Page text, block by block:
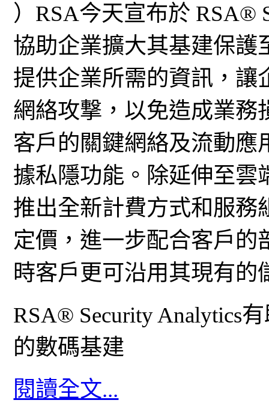
）RSA今天宣布於 RSA®
協助企業擴大其基建保護
提供企業所需的資訊，讓
網絡攻撃，以免造成業務
客戶的關鍵網絡及流動應
據私隱功能。除延伸至雲
推出全新計費方式和服務
定價，進一步配合客戶
時客戶更可沿用其現有的
RSA® Security Analytics
的數碼基建
閱讀全文...